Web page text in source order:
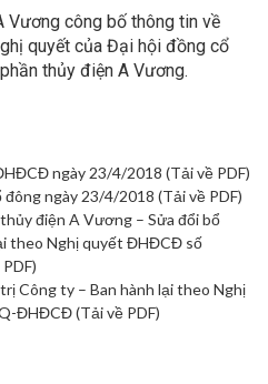
Vương công bố thông tin về
quyết của Đại hội đồng cổ
thủy điện A Vương.
ngày 23/4/2018 (Tải về PDF)
ngày 23/4/2018 (Tải về PDF)
điện A Vương – Sửa đổi bổ
theo Nghị quyết ĐHĐCĐ số
Công ty – Ban hành lại theo Nghị
ĐHĐCĐ (Tải về PDF)